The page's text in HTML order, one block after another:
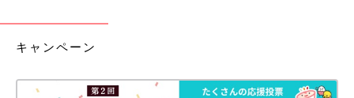
キャンペーン